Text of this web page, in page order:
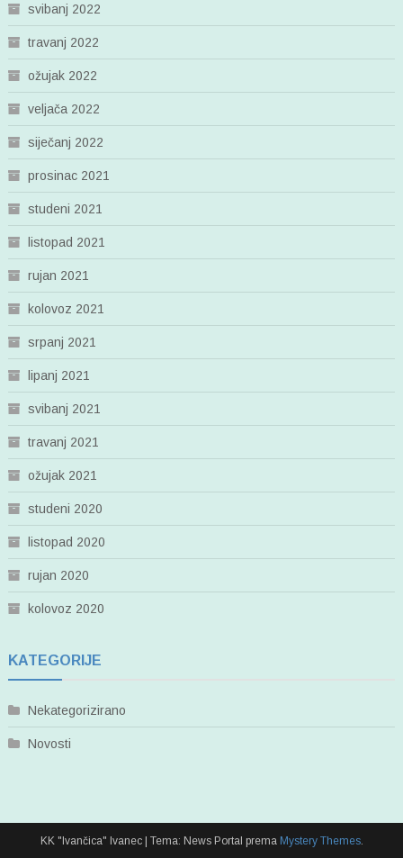
svibanj 2022
travanj 2022
ožujak 2022
veljača 2022
siječanj 2022
prosinac 2021
studeni 2021
listopad 2021
rujan 2021
kolovoz 2021
srpanj 2021
lipanj 2021
svibanj 2021
travanj 2021
ožujak 2021
studeni 2020
listopad 2020
rujan 2020
kolovoz 2020
KATEGORIJE
Nekategorizirano
Novosti
KK "Ivančica" Ivanec | Tema: News Portal prema Mystery Themes.